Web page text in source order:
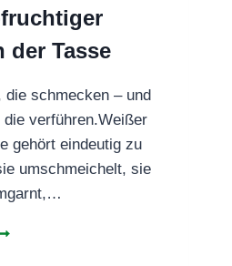
der Tasse
die schmecken – und
die verführen.Weißer
gehört eindeutig zu
umschmeichelt, sie